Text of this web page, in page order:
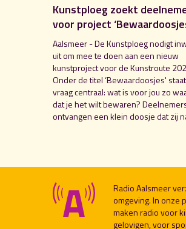
Kunstploeg zoekt
voor project
Aalsmeer - De Kunstploeg nodigt
uit om mee te doen aan een nieuw
kunstproject voor de Kunstroute
Onder de titel ‘Bewaardoosjes'
vraag centraal: wat is voor jou zo
dat je het wilt bewaren?
ontvangen een klein doosje dat zij
Radio Aalsmeer
omgeving. In onze
maken radio voor
gelovigen, voor